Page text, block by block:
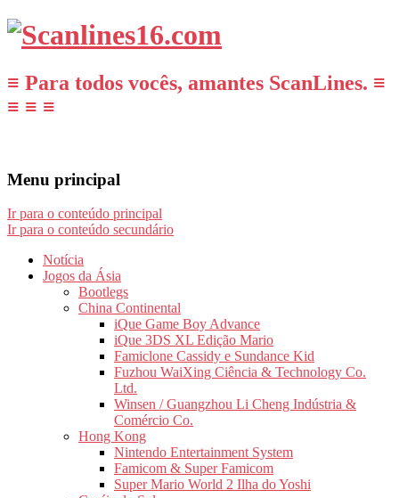
≡ Para todos vocês, amantes ScanLines. ≡
≡ ≡ ≡
Menu principal
Ir para o conteúdo principal
Ir para o conteúdo secundário
Notícia
Jogos da Ásia
Bootlegs
China Continental
iQue Game Boy Advance
iQue 3DS XL Edição Mario
Famiclone Cassidy e Sundance Kid
Fuzhou WaiXing Ciência & Technology Co.
Ltd.
Winsen / Guangzhou Li Cheng Indústria &
Comércio Co.
Hong Kong
Nintendo Entertainment System
Famicom & Super Famicom
Super Mario World 2 Ilha do Yoshi